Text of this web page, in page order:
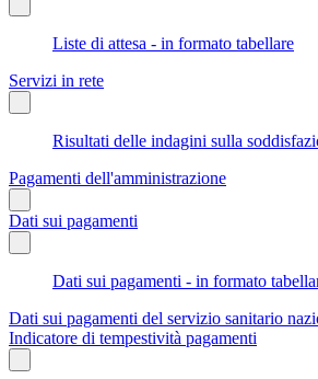
Liste di attesa - in formato tabellare
Servizi in rete
Risultati delle indagini sulla
Pagamenti dell'amministrazione
Dati sui pagamenti
Dati sui pagamenti - in formato
Dati sui pagamenti del servizio sanitario
Indicatore di tempestività pagamenti